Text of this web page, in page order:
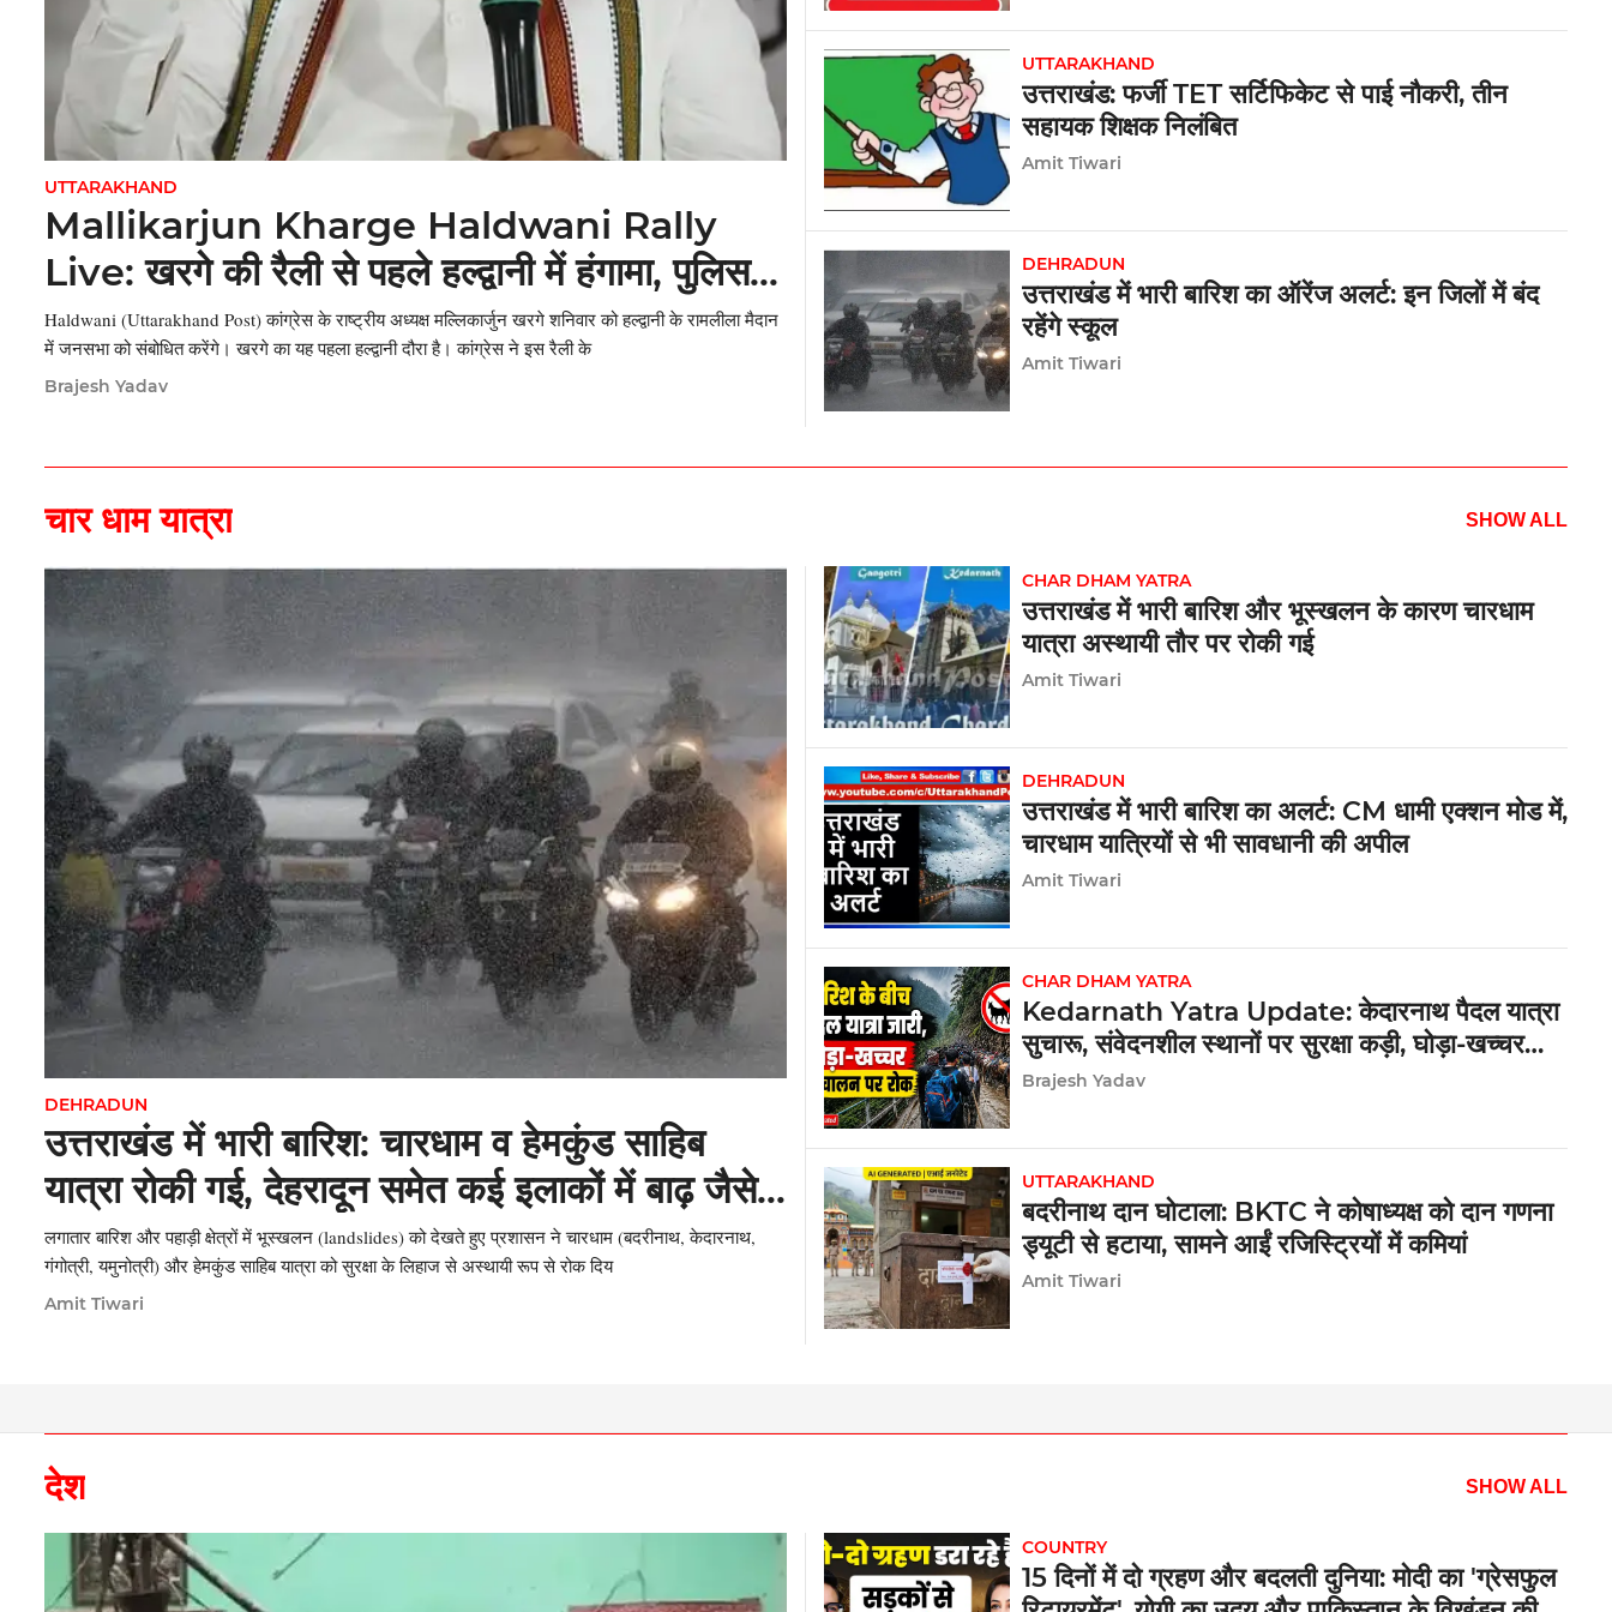
UTTARAKHAND
Mallikarjun Kharge Haldwani Rally
Live: खरगे की रैली से पहले हल्द्वानी में हंगामा, पुलिस
भवन पहुंचे कांग्रेस नेता
Haldwani (Uttarakhand Post) कांग्रेस के राष्ट्रीय अध्यक्ष मल्लिकार्जुन खरगे शनिवार को हल्द्वानी के रामलीला मैदान
में जनसभा को संबोधित करेंगे। खरगे का यह पहला हल्द्वानी दौरा है। कांग्रेस ने इस रैली के
Brajesh Yadav
UTTARAKHAND
उत्तराखंड: फर्जी TET सर्टिफिकेट से पाई नौकरी, तीन
सहायक शिक्षक निलंबित
Amit Tiwari
DEHRADUN
उत्तराखंड में भारी बारिश का ऑरेंज अलर्ट: इन जिलों में बंद
रहेंगे स्कूल
Amit Tiwari
चार धाम यात्रा SHOW ALL
DEHRADUN
उत्तराखंड में भारी बारिश: चारधाम व हेमकुंड साहिब
यात्रा रोकी गई, देहरादून समेत कई इलाकों में बाढ़ जैसे
हालात
लगातार बारिश और पहाड़ी क्षेत्रों में भूस्खलन (landslides) को देखते हुए प्रशासन ने चारधाम (बदरीनाथ, केदारनाथ,
गंगोत्री, यमुनोत्री) और हेमकुंड साहिब यात्रा को सुरक्षा के लिहाज से अस्थायी रूप से रोक दिय
Amit Tiwari
CHAR DHAM YATRA
उत्तराखंड में भारी बारिश और भूस्खलन के कारण चारधाम
यात्रा अस्थायी तौर पर रोकी गई
Amit Tiwari
DEHRADUN
उत्तराखंड में भारी बारिश का अलर्ट: CM धामी एक्शन मोड में,
चारधाम यात्रियों से भी सावधानी की अपील
Amit Tiwari
CHAR DHAM YATRA
Kedarnath Yatra Update: केदारनाथ पैदल यात्रा
सुचारू, संवेदनशील स्थानों पर सुरक्षा कड़ी, घोड़ा-खच्चर
सेवा अब भी बंद
Brajesh Yadav
UTTARAKHAND
बदरीनाथ दान घोटाला: BKTC ने कोषाध्यक्ष को दान गणना
ड्यूटी से हटाया, सामने आईं रजिस्ट्रियों में कमियां
Amit Tiwari
देश SHOW ALL
COUNTRY
15 दिनों में दो ग्रहण और बदलती दुनिया: मोदी का 'ग्रेसफुल